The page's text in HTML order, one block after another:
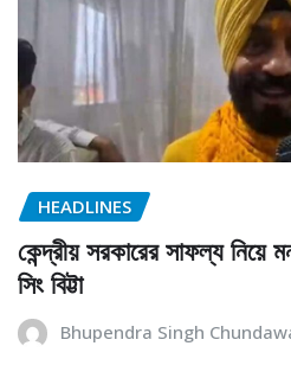
HEADLINES
কেন্দ্রীয় সরকারের সাফল্য নিয়ে
সিং বিট্টা
Bhupendra Singh